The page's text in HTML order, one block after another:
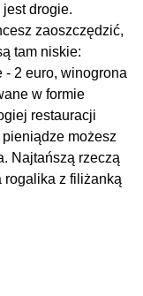
drogie.
zaoszczędzić,
tam niskie:
- 2 euro, winogrona
w formie
restauracji
możesz
Najtańszą rzeczą
rogalika z filiżanką